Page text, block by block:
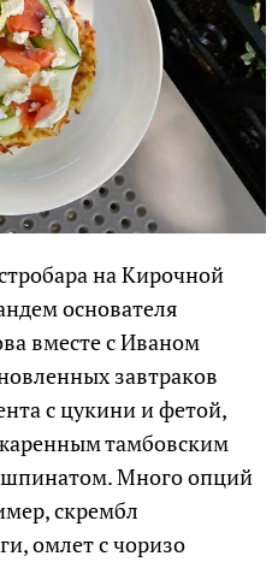
на Кирочной
основателя
вместе с Иваном
завтраков
с цукини и фетой,
тамбовским
Много опций
скрембл
омлет с чоризо